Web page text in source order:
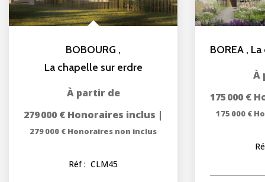
BOBOURG ,
La chapelle sur erdre
279 000 € Honoraires inclus |
279 000 € Honoraires non inclus
Réf : CLM45
BOREA ,
175 000 €
175 000 €